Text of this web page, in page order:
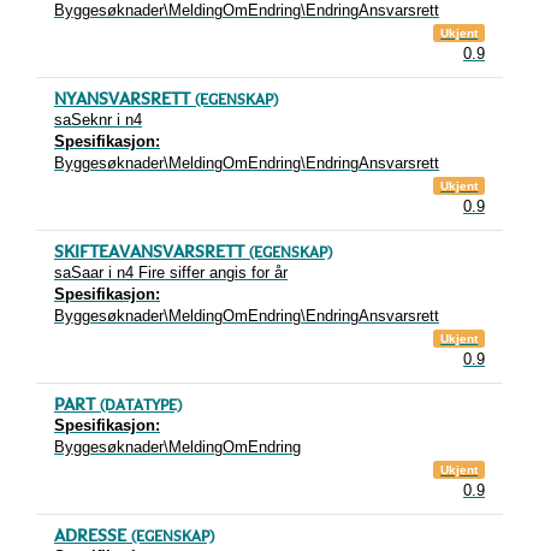
Byggesøknader\MeldingOmEndring\EndringAnsvarsrett
Ukjent
0.9
NYANSVARSRETT (EGENSKAP)
saSeknr i n4
Spesifikasjon:
Byggesøknader\MeldingOmEndring\EndringAnsvarsrett
Ukjent
0.9
SKIFTEAVANSVARSRETT (EGENSKAP)
saSaar i n4 Fire siffer angis for år
Spesifikasjon:
Byggesøknader\MeldingOmEndring\EndringAnsvarsrett
Ukjent
0.9
PART (DATATYPE)
Spesifikasjon:
Byggesøknader\MeldingOmEndring
Ukjent
0.9
ADRESSE (EGENSKAP)